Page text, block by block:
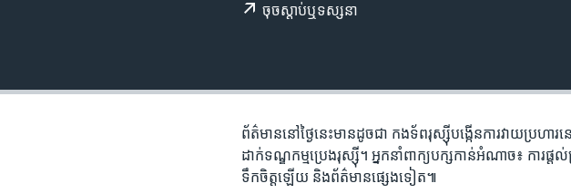
ចុច​​ស្តាប់​ឬ​ទស្សនា
ព័ត៌មាន​នៅ​ថ្ងៃនេះ​មាន​ដូចជា កងទ័ព​រុស្ស៊ី​បង្កើន​ការវាយប្រហ
ដាក់​ទណ្ឌកម្ម​ប្រេង​រុស្ស៊ី។ អ្នកនាំពាក្យ​បក្ស​កាន់​អំណាច៖ ការផ្
ទឹកចិត្ត​ឡើយ និង​ព័ត៌មាន​ផ្សេង​ទៀត៕